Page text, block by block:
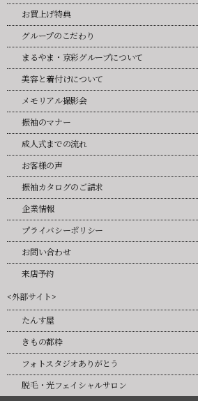
お買上げ特典
グループのこだわり
まるやま・京彩グループについて
美容と着付けについて
メモリアル撮影会
振袖のマナー
成人式までの流れ
お客様の声
振袖カタログのご請求
企業情報
プライバシーポリシー
お問い合わせ
来店予約
<外部サイト>
たんす屋
きもの都粋
フォトスタジオありがとう
脱毛・光フェイシャルサロン